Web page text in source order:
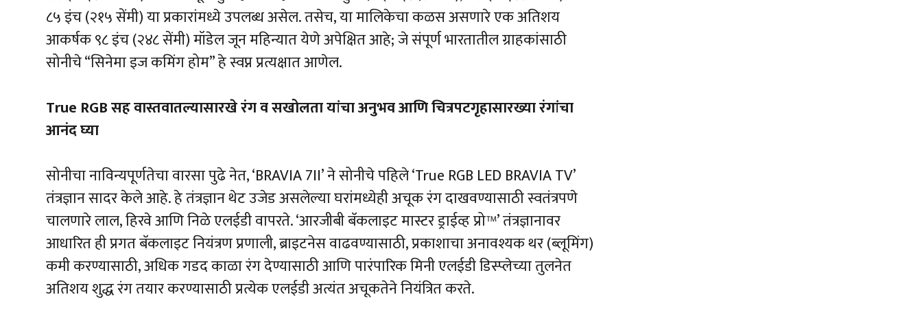
८५ इंच (२१५ सेंमी) या प्रकारांमध्ये उपलब्ध असेल. तसेच, या मालिकेचा कळस असणारे एक अतिशय
आकर्षक ९८ इंच (२४८ सेंमी) मॉडेल जून महिन्यात येणे अपेक्षित आहे; जे संपूर्ण भारतातील ग्राहकांसाठी
सोनीचे “सिनेमा इज कमिंग होम” हे स्वप्न प्रत्यक्षात आणेल.
True RGB सह वास्तवातल्यासारखे रंग व सखोलता यांचा अनुभव आणि चित्रपटगृहासारख्या रंगांचा
आनंद घ्या
सोनीचा नाविन्यपूर्णतेचा वारसा पुढे नेत, ‘BRAVIA 7II’ ने सोनीचे पहिले ‘True RGB LED BRAVIA TV’
तंत्रज्ञान सादर केले आहे. हे तंत्रज्ञान थेट उजेड असलेल्या घरांमध्येही अचूक रंग दाखवण्यासाठी स्वतंत्रपणे
चालणारे लाल, हिरवे आणि निळे एलईडी वापरते. ‘आरजीबी बॅकलाइट मास्टर ड्राईव्ह प्रो™’ तंत्रज्ञानावर
आधारित ही प्रगत बॅकलाइट नियंत्रण प्रणाली, ब्राइटनेस वाढवण्यासाठी, प्रकाशाचा अनावश्यक थर (ब्लूमिंग)
कमी करण्यासाठी, अधिक गडद काळा रंग देण्यासाठी आणि पारंपारिक मिनी एलईडी डिस्प्लेच्या तुलनेत
अतिशय शुद्ध रंग तयार करण्यासाठी प्रत्येक एलईडी अत्यंत अचूकतेने नियंत्रित करते.